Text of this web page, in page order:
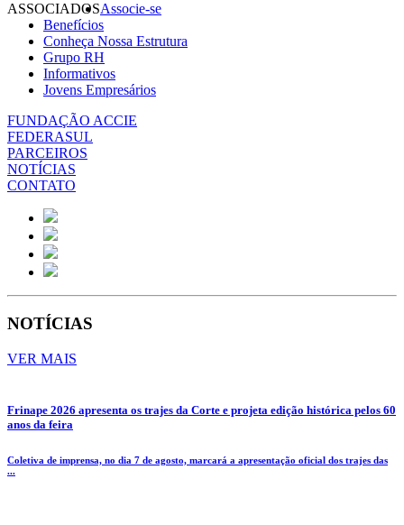
ASSOCIADOSAssocie-se
Benefícios
Conheça Nossa Estrutura
Grupo RH
Informativos
Jovens Empresários
FUNDAÇÃO ACCIE
FEDERASUL
PARCEIROS
NOTÍCIAS
CONTATO
NOTÍCIAS
VER MAIS
Frinape 2026 apresenta os trajes da Corte e projeta edição histórica pelos 60
anos da feira
Coletiva de imprensa, no dia 7 de agosto, marcará a apresentação oficial dos trajes das
...